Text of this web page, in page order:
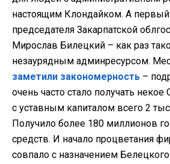
настоящим Клондайком. А первый
председателя Закарпатской
Мирослав Билецкий – как раз
незаурядным админресурсом.
заметили закономерность –
очень часто стало получать
с уставным капиталом всего 2
Получило более 180 миллионов
средств. И начало процветания
совпало с назначением